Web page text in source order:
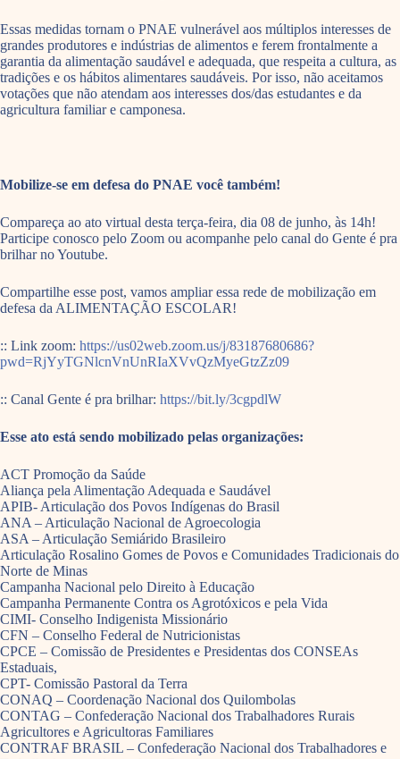
Essas medidas tornam o PNAE vulnerável aos múltiplos interesses de
grandes produtores e indústrias de alimentos e ferem frontalmente a
garantia da alimentação saudável e adequada, que respeita a cultura, as
tradições e os hábitos alimentares saudáveis. Por isso, não aceitamos
votações que não atendam aos interesses dos/das estudantes e da
agricultura familiar e camponesa.
Mobilize-se em defesa do PNAE você também!
Compareça ao ato virtual desta terça-feira, dia 08 de junho, às 14h!
Participe conosco pelo Zoom ou acompanhe pelo canal do Gente é pra
brilhar no Youtube.
Compartilhe esse post, vamos ampliar essa rede de mobilização em
defesa da ALIMENTAÇÃO ESCOLAR!
:: Link zoom: https://us02web.zoom.us/j/83187680686?
pwd=RjYyTGNlcnVnUnRIaXVvQzMyeGtzZz09
:: Canal Gente é pra brilhar: https://bit.ly/3cgpdlW
Esse ato está sendo mobilizado pelas organizações:
ACT Promoção da Saúde
Aliança pela Alimentação Adequada e Saudável
APIB- Articulação dos Povos Indígenas do Brasil
ANA – Articulação Nacional de Agroecologia
ASA – Articulação Semiárido Brasileiro
Articulação Rosalino Gomes de Povos e Comunidades Tradicionais do
Norte de Minas
Campanha Nacional pelo Direito à Educação
Campanha Permanente Contra os Agrotóxicos e pela Vida
CIMI- Conselho Indigenista Missionário
CFN – Conselho Federal de Nutricionistas
CPCE – Comissão de Presidentes e Presidentas dos CONSEAs
Estaduais,
CPT- Comissão Pastoral da Terra
CONAQ – Coordenação Nacional dos Quilombolas
CONTAG – Confederação Nacional dos Trabalhadores Rurais
Agricultores e Agricultoras Familiares
CONTRAF BRASIL – Confederação Nacional dos Trabalhadores e